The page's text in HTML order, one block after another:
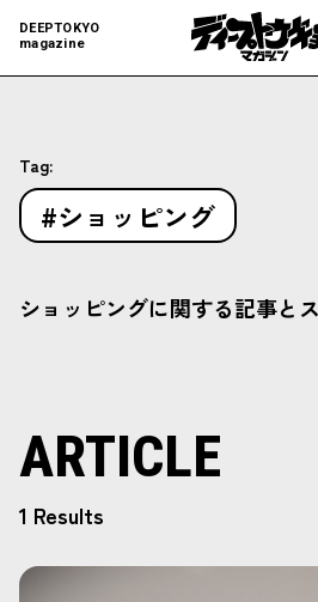
DEEPTOKYO
magazine
Tag:
#ショッピング
ショッピングに関する記事と
ARTICLE
1 Results